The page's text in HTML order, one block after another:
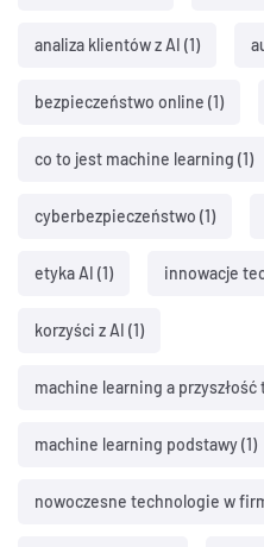
analiza klientów z AI (1)
bezpieczeństwo online (1)
co to jest machine learning (1)
cyberbezpieczeństwo (1)
etyka AI (1) innowacje
korzyści z AI (1)
machine learning a
machine learning podstawy(1)
nowoczesne technologie w